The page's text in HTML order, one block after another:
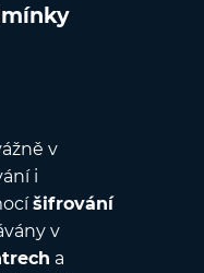
v
i
šifrování
v
a